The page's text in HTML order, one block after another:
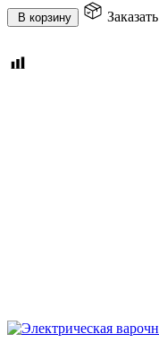
В корзину Заказать